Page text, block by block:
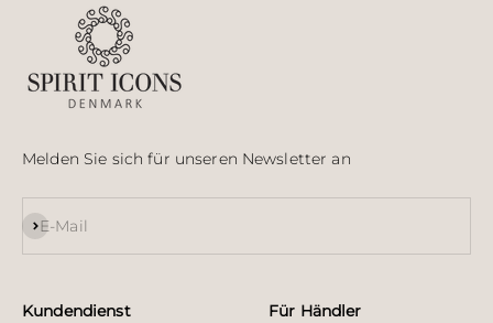
Melden Sie sich für unseren Newsletter an
E-Mail
Abonnieren
Kundendienst Für Händler